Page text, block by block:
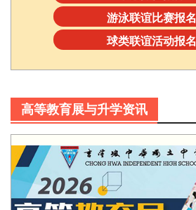
游泳联谊比赛报名
球类联谊活动报名
高等教育展与升学资讯